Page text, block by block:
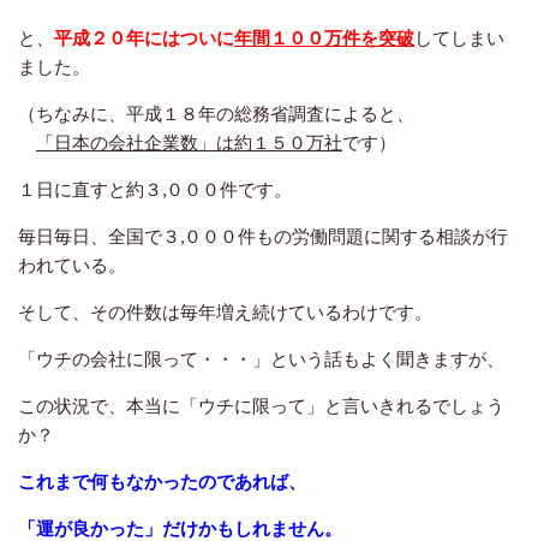
と、 平成２０年にはついに年間１００万件を突破してしまい
ました。
（ちなみに、平成１８年の総務省調査によると、
「日本の会社企業数」は約１５０万社です）
１日に直すと約３,０００件です。
毎日毎日、全国で３,０００件もの労働問題に関する相談が行
われている。
そして、その件数は毎年増え続けているわけです。
「ウチの会社に限って・・・」という話もよく聞きますが、
この状況で、本当に「ウチに限って」と言いきれるでしょう
か？
これまで何もなかったのであれば、
「運が良かった」だけかもしれません。